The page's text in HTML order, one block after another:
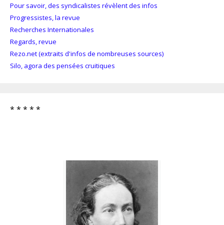
Pour savoir, des syndicalistes révèlent des infos
Progressistes, la revue
Recherches Internationales
Regards, revue
Rezo.net (extraits d'infos de nombreuses sources)
Silo, agora des pensées cruitiques
* * * * *